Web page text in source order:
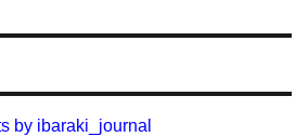
by ibaraki_journal